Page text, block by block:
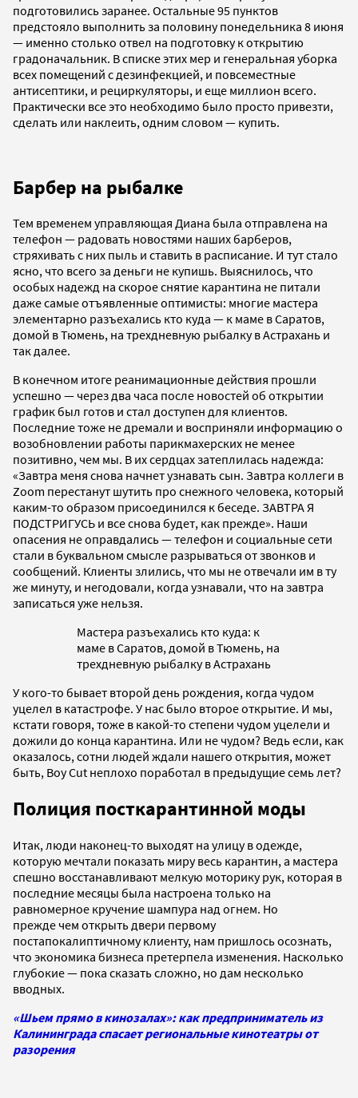
подготовились заранее. Остальные 95 пунктов
предстояло выполнить за половину понедельника 8 июня
— именно столько отвел на подготовку к открытию
градоначальник. В списке этих мер и генеральная уборка
всех помещений с дезинфекцией, и повсеместные
антисептики, и рециркуляторы, и еще миллион всего.
Практически все это необходимо было просто привезти,
сделать или наклеить, одним словом — купить.
Барбер на рыбалке
Тем временем управляющая Диана была отправлена на
телефон — радовать новостями наших барберов,
стряхивать с них пыль и ставить в расписание. И тут стало
ясно, что всего за деньги не купишь. Выяснилось, что
особых надежд на скорое снятие карантина не питали
даже самые отъявленные оптимисты: многие мастера
элементарно разъехались кто куда — к маме в Саратов,
домой в Тюмень, на трехдневную рыбалку в Астрахань и
так далее.
В конечном итоге реанимационные действия прошли
успешно — через два часа после новостей об открытии
график был готов и стал доступен для клиентов.
Последние тоже не дремали и восприняли информацию о
возобновлении работы парикмахерских не менее
позитивно, чем мы. В их сердцах затеплилась надежда:
«Завтра меня снова начнет узнавать сын. Завтра коллеги в
Zoom перестанут шутить про снежного человека, который
каким-то образом присоединился к беседе. ЗАВТРА Я
ПОДСТРИГУСЬ и все снова будет, как прежде». Наши
опасения не оправдались — телефон и социальные сети
стали в буквальном смысле разрываться от звонков и
сообщений. Клиенты злились, что мы не отвечали им в ту
же минуту, и негодовали, когда узнавали, что на завтра
записаться уже нельзя.
Мастера разъехались кто куда: к
маме в Саратов, домой в Тюмень, на
трехдневную рыбалку в Астрахань
У кого-то бывает второй день рождения, когда чудом
уцелел в катастрофе. У нас было второе открытие. И мы,
кстати говоря, тоже в какой-то степени чудом уцелели и
дожили до конца карантина. Или не чудом? Ведь если, как
оказалось, сотни людей ждали нашего открытия, может
быть, Boy Cut неплохо поработал в предыдущие семь лет?
Полиция посткарантинной моды
Итак, люди наконец-то выходят на улицу в одежде,
которую мечтали показать миру весь карантин, а мастера
спешно восстанавливают мелкую моторику рук, которая в
последние месяцы была настроена только на
равномерное кручение шампура над огнем. Но
прежде чем открыть двери первому
постапокалиптичному клиенту, нам пришлось осознать,
что экономика бизнеса претерпела изменения. Насколько
глубокие — пока сказать сложно, но дам несколько
вводных.
«Шьем прямо в кинозалах»: как предприниматель из
Калининграда спасает региональные кинотеатры от
разорения